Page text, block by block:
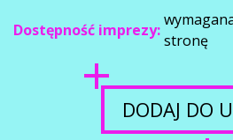
Dostępność imprezy:
stronę
DODAJ DO